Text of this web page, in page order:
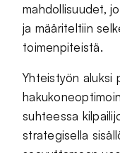
mahdollisuudet,
ja määriteltiin
toimenpiteistä.
Yhteistyön aluksi
suhteessa
strategisella